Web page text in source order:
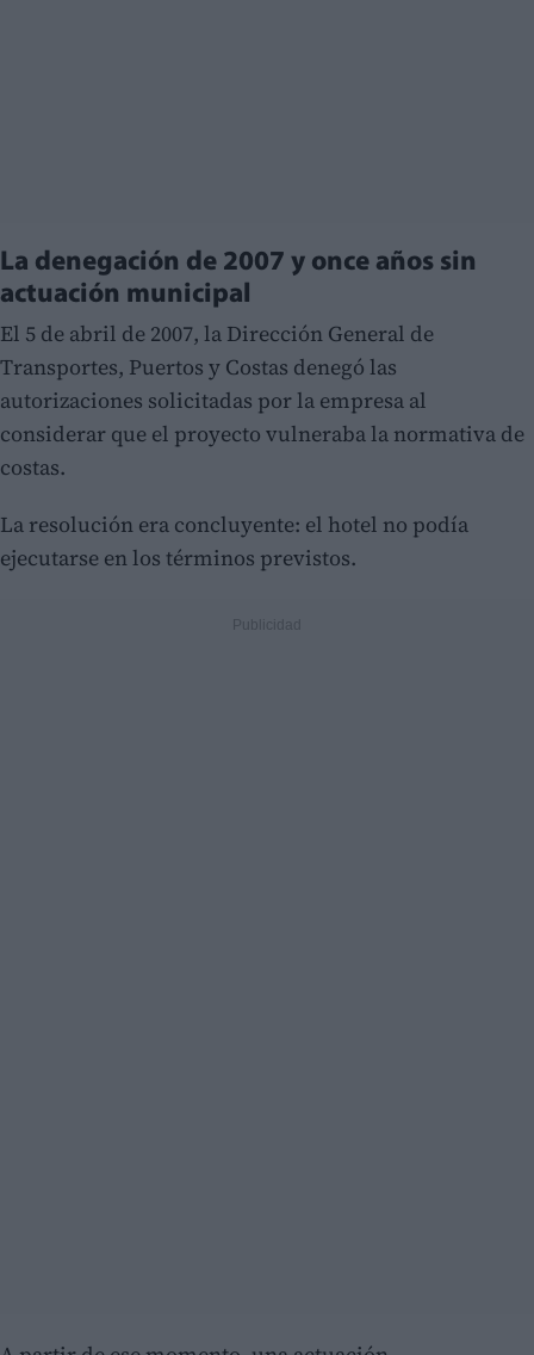
La denegación de 2007 y once años sin
actuación municipal
El 5 de abril de 2007, la Dirección General de
Transportes, Puertos y Costas denegó las
autorizaciones solicitadas por la empresa al
considerar que el proyecto vulneraba la normativa de
costas.
La resolución era concluyente: el hotel no podía
ejecutarse en los términos previstos.